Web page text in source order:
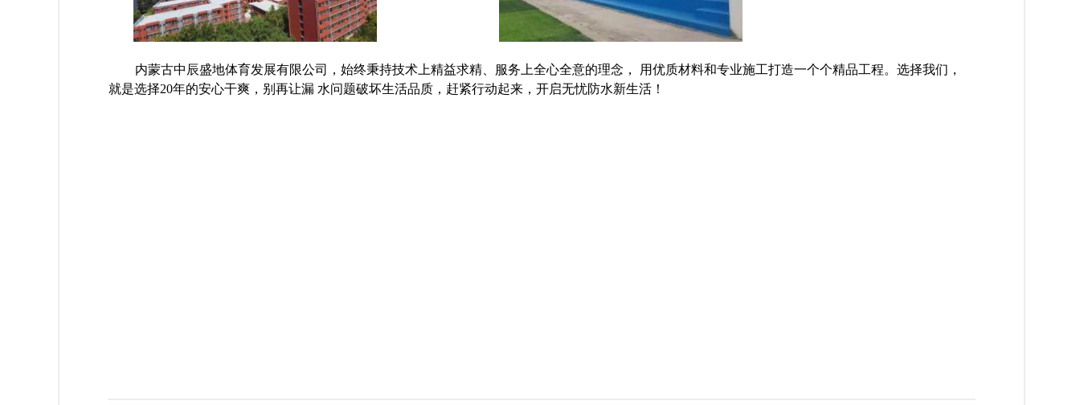
内蒙古中辰盛地体育发展有限公司，始终秉持技术上精益求精、服务上全心全意的理念，
用优质材料和专业施工打造一个个精品工程。选择我们，
就是选择20年的安心干爽，别再让漏 水问题破坏生活品质，赶紧行动起来，开启无忧防水新生活！